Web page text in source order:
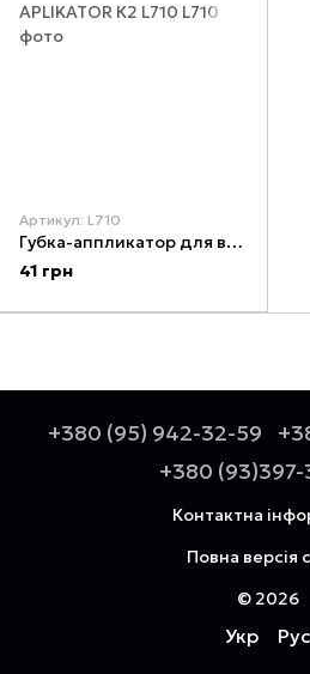
Артикул: L710
Губка-аппликатор для воска и полиролей GOLD APLIKATOR К2 L710
41 грн
+380 (95) 942-32-59
+380
Контактна
Повна версія
© 2026
Укр Рус